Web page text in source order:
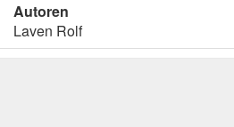
Autoren
Laven Rolf